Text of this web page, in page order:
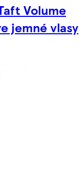
Volume
jemné vlasy